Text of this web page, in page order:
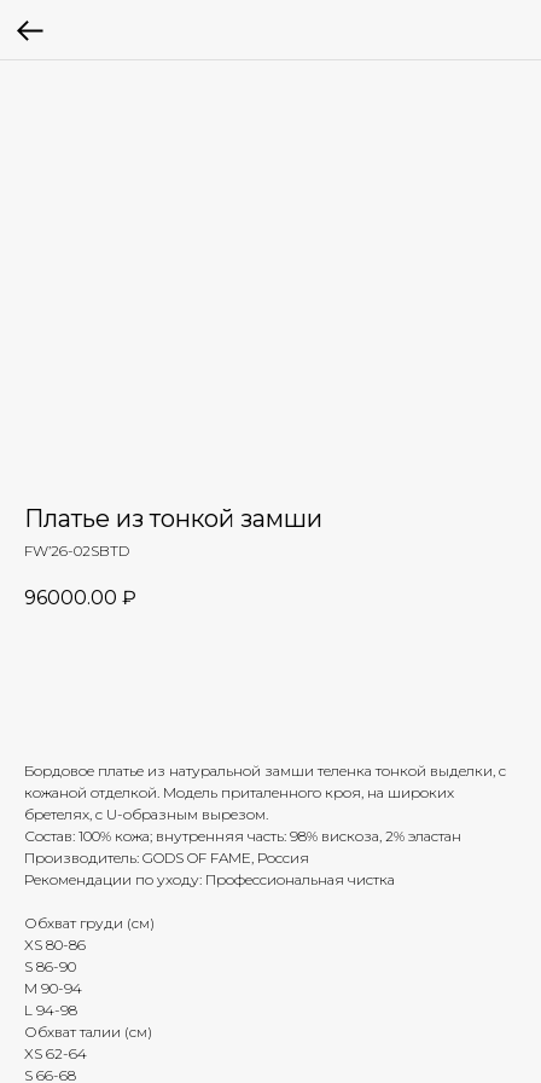
Платье из тонкой замши
FW’26-02SBTD
96000.00 ₽
Бордовое платье из натуральной замши теленка тонкой выделки, с
кожаной отделкой. Модель приталенного кроя, на широких
бретелях, с U-образным вырезом.
Состав: 100% кожа; внутренняя часть: 98% вискоза, 2% эластан
Производитель: GODS OF FAME, Россия
Рекомендации по уходу: Профессиональная чистка
Обхват груди (см)
XS 80-86
S 86-90
M 90-94
L 94-98
Обхват талии (см)
XS 62-64
S 66-68